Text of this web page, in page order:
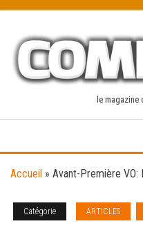
content
le magazine
Accueil » Avant-Première VO:
Catégorie ARTICLES